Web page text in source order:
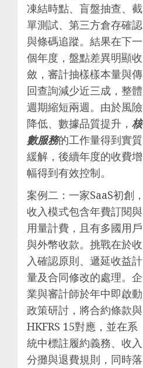
凍結時點、盲盤抽查、截
單測試、第三方倉存確認
與條碼追蹤。結果在下一
個年度，盤點差異明顯收
斂，審計抽樣樣本量與傳
回查詢減少近三成，整體
週期縮短兩週。由於風險
降低、數據品質提升， 核
數服務的工作量得到實質
緩解，後續年度的收費增
幅得到有效控制。
案例二：一家SaaS初創，
收入模式包含年費訂閱與
用量計費，且有多國用戶
與外幣收款。挑戰在於收
入確認原則、遞延收益計
量及合同修改的處理。企
業與審計師於年中即啟動
政策研討，將合約條款與
HKFRS 15對應，並在系
統中標註履約義務、收入
分攤與退費規則，同時落